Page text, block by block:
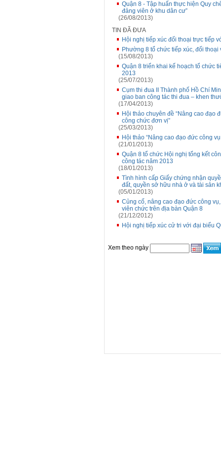
Quận 8 - Tập huấn thực hiện Quy
đảng viên ở khu dân cư”
(26/08/2013)
TIN ĐÃ ĐƯA
Hội nghị tiếp xúc đối thoại trực tiếp
Phường 8 tổ chức tiếp xúc, đối
(15/08/2013)
Quận 8 triển khai kế hoạch tổ chức
2013
(25/07/2013)
Cụm thi đua II Thành phố Hồ Chí
giao ban công tác thi đua – khen
(17/04/2013)
Hội thảo chuyên đề “Nâng cao đạo
công chức đơn vị”
(25/03/2013)
Hội thảo “Nâng cao đạo đức công
(21/01/2013)
Quận 8 tổ chức Hội nghị tổng kết
công tác năm 2013
(18/01/2013)
Tình hình cấp Giấy chứng nhận
đất, quyền sở hữu nhà ở và tài sản
(05/01/2013)
Củng cố, nâng cao đạo đức công
viên chức trên địa bàn Quận 8
(21/12/2012)
Hội nghị tiếp xúc cử tri với đại biểu
Xem theo ngày